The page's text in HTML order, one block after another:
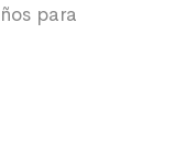
para